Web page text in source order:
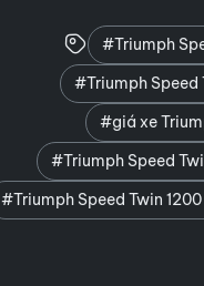
#Triumph
#Triumph Speed
#giá xe
#Triumph Speed
#Triumph Speed ​​Twin